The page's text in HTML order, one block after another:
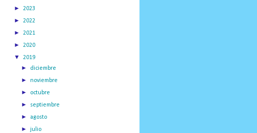
► 2023
► 2022
► 2021
► 2020
▼ 2019
► diciembre
►noviembre
► octubre
► septiembre
► agosto
►julio